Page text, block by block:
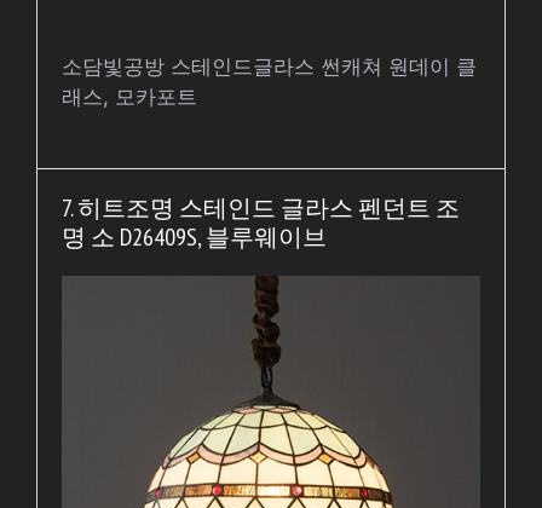
소담빛공방 스테인드글라스 썬캐쳐 원데이 클
래스, 모카포트
7. 히트조명 스테인드 글라스 펜던트 조
명 소 D26409S, 블루웨이브